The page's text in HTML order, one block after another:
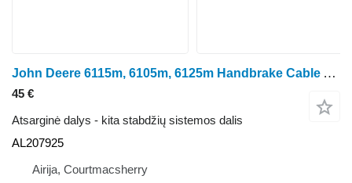
John Deere 6115m, 6105m, 6125m Handbrake Cable Al207925 AL207925 ratinio traktoriaus 6115M
45 €
Atsarginė dalys - kita stabdžių sistemos dalis
AL207925
Airija, Courtmacsherry